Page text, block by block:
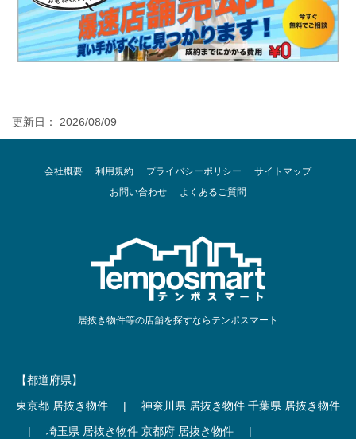
更新日： 2026/08/09
会社概要 利用規約 プライバシーポリシー
サイトマップ
お問い合わせ
よくあるご質問
居抜き物件等の店舗を探すならテンポスマート
【都道府県】
東京都 居抜き物件
| 神奈川県 居抜き物件 千葉県 居抜き物件
|
埼玉県 居抜き物件 京都府 居抜き物件
|